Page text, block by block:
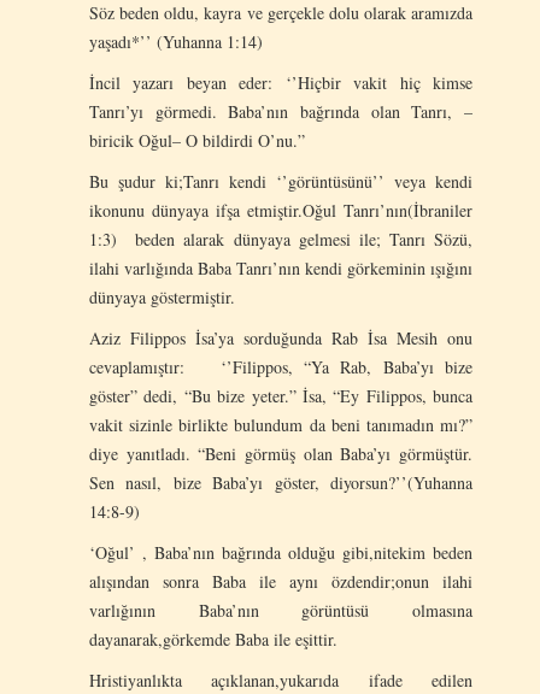
Söz beden oldu, kayra ve gerçekle dolu olarak aramızda
yaşadı*’’ (Yuhanna 1:14)
İncil yazarı beyan eder: ‘’Hiçbir vakit hiç kimse
Tanrı’yı görmedi. Baba’nın bağrında olan Tanrı, –
biricik Oğul– O bildirdi O’nu.”
Bu şudur ki;Tanrı kendi ‘’görüntüsünü’’ veya kendi
ikonunu dünyaya ifşa etmiştir.Oğul Tanrı’nın(İbraniler
1:3) beden alarak dünyaya gelmesi ile; Tanrı Sözü,
ilahi varlığında Baba Tanrı’nın kendi görkeminin ışığını
dünyaya göstermiştir.
Aziz Filippos İsa’ya sorduğunda Rab İsa Mesih onu
cevaplamıştır:
‘’Filippos, “Ya Rab, Baba’yı bize
göster” dedi, “Bu bize yeter.” İsa, “Ey Filippos, bunca
vakit sizinle birlikte bulundum da beni tanımadın mı?”
diye yanıtladı. “Beni görmüş olan Baba’yı görmüştür.
Sen nasıl, bize Baba’yı göster, diyorsun?’’(Yuhanna
14:8-9)
‘Oğul’ , Baba’nın bağrında olduğu gibi,nitekim beden
alışından sonra Baba ile aynı özdendir;onun ilahi
varlığının Baba’nın görüntüsü olmasına
dayanarak,görkemde Baba ile eşittir.
Hristiyanlıkta açıklanan,yukarıda ifade edilen